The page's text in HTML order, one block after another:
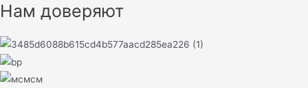
Нам доверяют